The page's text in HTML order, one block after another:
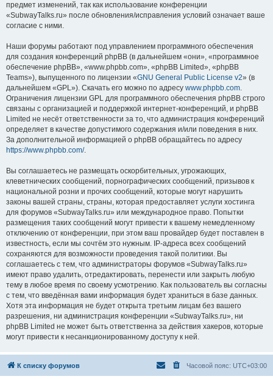
предмет изменений, так как использование конференции
«SubwayTalks.ru» после обновления/исправления условий означает ваше
согласие с ними.
Наши форумы работают под управлением программного обеспечения
для создания конференций phpBB (в дальнейшем «они», «программное
обеспечение phpBB», «www.phpbb.com», «phpBB Limited», «phpBB
Teams»), выпущенного по лицензии «GNU General Public License v2» (в
дальнейшем «GPL»). Скачать его можно по адресу www.phpbb.com.
Ограничения лицензии GPL для программного обеспечения phpBB строго
связаны с организацией и поддержкой интернет-конференций, и phpBB
Limited не несёт ответственности за то, что администрация конференций
определяет в качестве допустимого содержания и/или поведения в них.
За дополнительной информацией о phpBB обращайтесь по адресу
https://www.phpbb.com/.
Вы соглашаетесь не размещать оскорбительных, угрожающих,
клеветнических сообщений, порнографических сообщений, призывов к
национальной розни и прочих сообщений, которые могут нарушить
законы вашей страны, страны, которая предоставляет услуги хостинга
для форумов «SubwayTalks.ru» или международное право. Попытки
размещения таких сообщений могут привести к вашему немедленному
отключению от конференции, при этом ваш провайдер будет поставлен в
известность, если мы сочтём это нужным. IP-адреса всех сообщений
сохраняются для возможности проведения такой политики. Вы
соглашаетесь с тем, что администраторы форумов «SubwayTalks.ru»
имеют право удалить, отредактировать, перенести или закрыть любую
тему в любое время по своему усмотрению. Как пользователь вы согласны
с тем, что введённая вами информация будет храниться в базе данных.
Хотя эта информация не будет открыта третьим лицам без вашего
разрешения, ни администрация конференции «SubwayTalks.ru», ни
phpBB Limited не может быть ответственна за действия хакеров, которые
могут привести к несанкционированному доступу к ней.
К списку форумов Часовой пояс: UTC+03:00